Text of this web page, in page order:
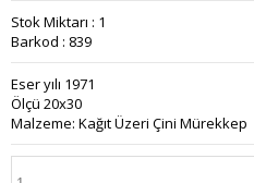
Stok Miktarı : 1
Barkod : 839
Eser yılı 1971
Ölçü 20x30
Malzeme: Kağıt Üzeri Çini Mürekkep